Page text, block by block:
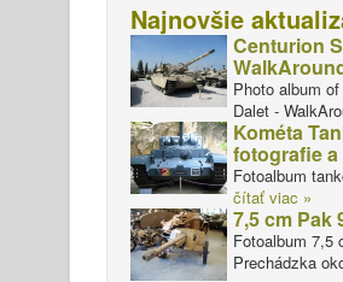
Najnovšie
Centurion
Photo album
Dalet -
Kométa
fotografie a
Fotoalbum
čítať viac »
7,5 cm Pak
Fotoalbum 7,5
Prechádzka